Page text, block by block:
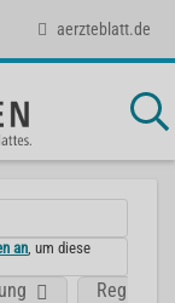
aerzteblatt.de
an , um diese
Region